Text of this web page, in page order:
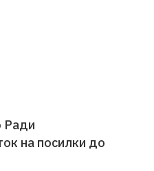
Ради
на посилки до